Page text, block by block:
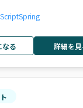
Spring
なる 詳細を見